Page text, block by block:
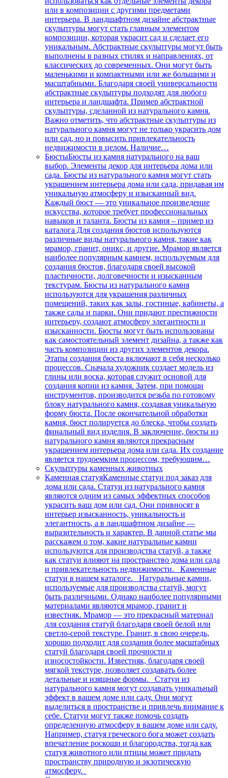
или в композиции с другими предметами
интерьера. В ландшафтном дизайне абстрактные
скульптуры могут стать главным элементом
композиции, которая украсит сад и сделает его
уникальным. Абстрактные скульптуры могут быть
выполнены в разных стилях и направлениях, от
классических до современных. Они могут быть
маленькими и компактными или же большими и
масштабными. Благодаря своей универсальности
абстрактные скульптуры подходят для любого
интерьера и ландшафта. Пример абстрактной
скульптуры, сделанной из натурального камня.
Важно отметить, что абстрактные скульптуры из
натурального камня могут не только украсить дом
или сад, но и повысить привлекательность
недвижимости в целом. Наличие…
БюстыБюсты из камня натурального на ваш
выбор. Элементы декор для интерьера дома или
сада. Бюсты из натурального камня могут стать
украшением интерьера дома или сада, придавая им
уникальную атмосферу и изысканный вид.
Каждый бюст — это уникальное произведение
искусства, которое требует профессиональных
навыков и таланта. Бюсты из камня – пример из
каталога Для создания бюстов используются
различные виды натурального камня, такие как
мрамор, гранит, оникс, и другие. Мрамор является
наиболее популярным камнем, используемым для
создания бюстов, благодаря своей высокой
пластичности, долговечности и изысканным
текстурам. Бюсты из натурального камня
используются для украшения различных
помещений, таких как залы, гостиные, кабинеты, а
также сады и парки. Они придают престижности
интерьеру, создают атмосферу элегантности и
изысканности. Бюсты могут быть использованы
как самостоятельный элемент дизайна, а также как
часть композиции из других элементов декора.
Этапы создания бюста включают в себя несколько
процессов. Сначала художник создает модель из
глины или воска, которая служит основой для
создания копии из камня. Затем, при помощи
инструментов, производится резьба по готовому
блоку натурального камня, создавая уникальную
форму бюста. После окончательной обработки
камня, бюст полируется до блеска, чтобы создать
финальный вид изделия. В заключение, бюсты из
натурального камня являются прекрасным
украшением интерьера дома или сада. Их создание
является трудоемким процессом, требующим…
Скульптуры каменных животных
Каменная статуяКаменные статуи под заказ для
дома или сада. Статуи из натурального камня
являются одним из самых эффектных способов
украсить ваш дом или сад. Они привносят в
интерьер изысканность, уникальность и
элегантность, а в ландшафтном дизайне —
выразительность и характер. В данной статье мы
расскажем о том, какие натуральные камни
используются для производства статуй, а также
как статуи влияют на пространство дома или сада
и привлекательность недвижимости. Каменные
статуи в нашем каталоге. Натуральные камни,
используемые для производства статуй, могут
быть различными. Однако наиболее популярными
материалами являются мрамор, гранит и
известняк. Мрамор — это прекрасный материал
для создания статуй благодаря своей белой или
светло-серой текстуре. Гранит, в свою очередь,
хорошо подходит для создания более масштабных
статуй благодаря своей прочности и
износостойкости. Известняк, благодаря своей
мягкой текстуре, позволяет создавать более
детальные и изящные формы. Статуи из
натурального камня могут создавать уникальный
эффект в вашем доме или саду. Они могут
выделиться в пространстве и привлечь внимание к
себе. Статуи могут также помочь создать
определенную атмосферу в вашем доме или саду.
Например, статуя греческого бога может создать
впечатление роскоши и благородства, тогда как
статуя животного или птицы может придать
пространству природную и экзотическую
атмосферу.